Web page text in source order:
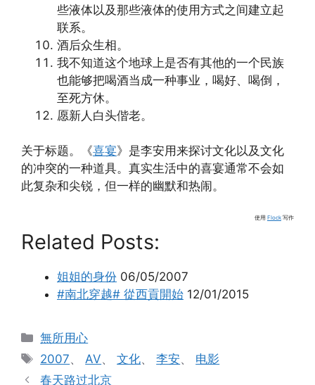
些液体以及那些液体的使用方式之间建立起
联系。
酒后众生相。
我不知道这个地球上是否有其他的一个民族
也能够把喝酒当成一种事业，喝好、喝倒，
至死方休。
愿新人白头偕老。
关于标题。《喜宴》是李安用来探讨文化以及文化
的冲突的一种道具。真实生活中的喜宴通常不会如
此复杂和尖锐，但一样的幽默和热闹。
使用 Flock 写作
Related Posts:
姐姐的身份 06/05/2007
#南北穿越# 從西貢開始 12/01/2015
分
类
無所用心
标
签
2007、 AV、文化、李安、 电影
春天路过北京